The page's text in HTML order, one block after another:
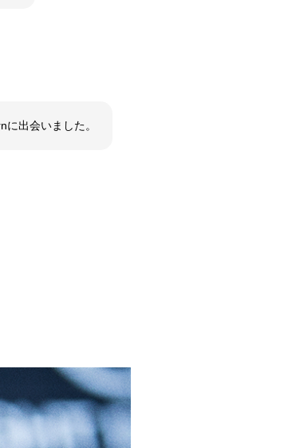
出会いました。